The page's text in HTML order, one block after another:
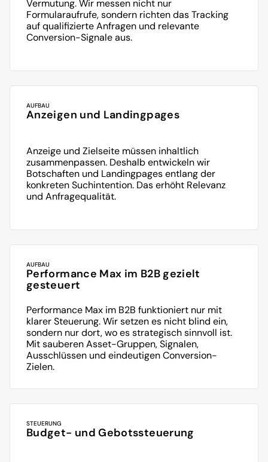
Vermutung. Wir messen nicht nur
Formularaufrufe, sondern richten das Tracking
auf qualifizierte Anfragen und relevante
Conversion-Signale aus.
AUFBAU
Anzeigen und Landingpages
Anzeige und Zielseite müssen inhaltlich
zusammenpassen. Deshalb entwickeln wir
Botschaften und Landingpages entlang der
konkreten Suchintention. Das erhöht Relevanz
und Anfragequalität.
AUFBAU
Performance Max im B2B gezielt
gesteuert
Performance Max im B2B funktioniert nur mit
klarer Steuerung. Wir setzen es nicht blind ein,
sondern nur dort, wo es strategisch sinnvoll ist.
Mit sauberen Asset-Gruppen, Signalen,
Ausschlüssen und eindeutigen Conversion-
Zielen.
STEUERUNG
Budget- und Gebotssteuerung